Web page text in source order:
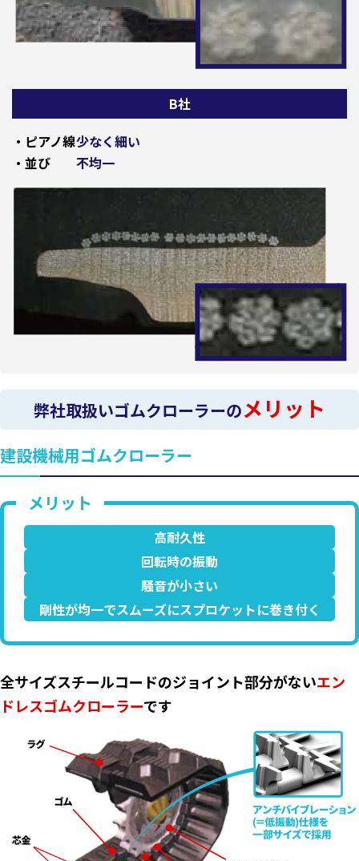
B社
・ピアノ線少なく細い
・並び
不均一
弊社取扱いゴムクローラーのメリット
建設機械用ゴムクローラー
高耐久性
回転時の振動
騒音が小さい
剛性が均一でスムーズにスプロケットに巻き付く
全サイズスチールコードのジョイント部分がないエン
ドレスゴムクローラーです